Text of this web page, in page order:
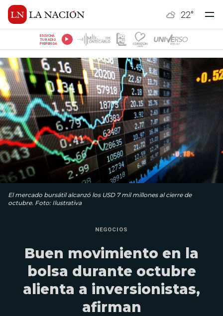
22°
ESCUCHÁ
TU RADIO
PREFERIDA
El mercado bursátil alcanzó los USD 7 mil millones al cierre de
octubre. Foto: Ilustrativa
NEGOCIOS
Buen movimiento en la
bolsa durante octubre
alienta a inversionistas,
afirman